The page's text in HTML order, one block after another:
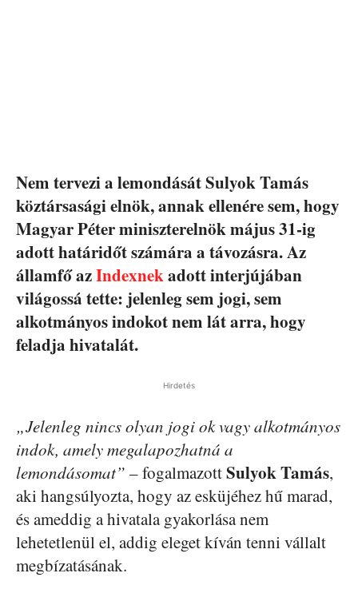
Nem tervezi a lemondását Sulyok Tamás
köztársasági elnök, annak ellenére sem, hogy
Magyar Péter miniszterelnök május 31-ig
adott határidőt számára a távozásra. Az
államfő azIndexnekadott interjújában
világossá tette: jelenleg sem jogi, sem
alkotmányos indokot nem lát arra, hogy
feladja hivatalát.
Hirdetés
„Jelenleg nincs olyan jogi ok vagy alkotmányos
indok, amely megalapozhatná a
lemondásomat” – fogalmazottSulyok Tamás,
aki hangsúlyozta, hogy az esküjéhez hű marad,
és ameddig a hivatala gyakorlása nem
lehetetlenül el, addig eleget kíván tenni vállalt
megbízatásának.